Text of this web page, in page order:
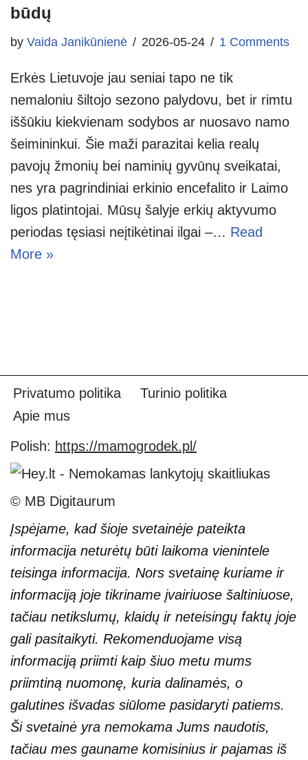
būdų
by Vaida Janikūnienė 2026-05-24 1 Comments
Erkės Lietuvoje jau seniai tapo ne tik
nemaloniu šiltojo sezono palydovu, bet ir rimtu
iššūkiu kiekvienam sodybos ar nuosavo namo
šeimininkui. Šie maži parazitai kelia realų
pavojų žmonių bei naminių gyvūnų sveikatai,
nes yra pagrindiniai erkinio encefalito ir Laimo
ligos platintojai. Mūsų šalyje erkių aktyvumo
periodas tęsiasi neįtikėtinai ilgai –… Read
More »
Privatumo politika
Turinio politika
Apie mus
Polish: https://mamogrodek.pl/
© MB Digitaurum
Įspėjame, kad šioje svetainėje pateikta
informacija neturėtų būti laikoma vienintele
teisinga informacija. Nors svetainę kuriame ir
informaciją joje tikriname įvairiuose šaltiniuose,
tačiau netikslumų, klaidų ir neteisingų faktų joje
gali pasitaikyti. Rekomenduojame visą
informaciją priimti kaip šiuo metu mums
priimtiną nuomonę, kuria dalinamės, o
galutines išvadas siūlome pasidaryti patiems.
Ši svetainė yra nemokama Jums naudotis,
tačiau mes gauname komisinius ir pajamas iš